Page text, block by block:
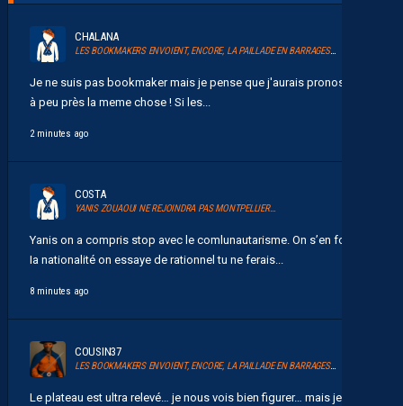
CHALANA
LES BOOKMAKERS ENVOIENT, ENCORE, LA PAILLADE EN BARRAGES D’ACCESSION À LA LIGUE 1
Je ne suis pas bookmaker mais je pense que j'aurais pronostiqué
à peu près la meme chose ! Si les...
2 minutes ago
COSTA
YANIS ZOUAOUI NE REJOINDRA PAS MONTPELLIER…
Yanis on a compris stop avec le comlunautarisme. On s’en fou de
Ia nationalité on essaye de rationnel tu ne ferais...
8 minutes ago
COUSIN37
LES BOOKMAKERS ENVOIENT, ENCORE, LA PAILLADE EN BARRAGES D’ACCESSION À LA LIGUE 1
Le plateau est ultra relevé… je nous vois bien figurer… mais je n’ai